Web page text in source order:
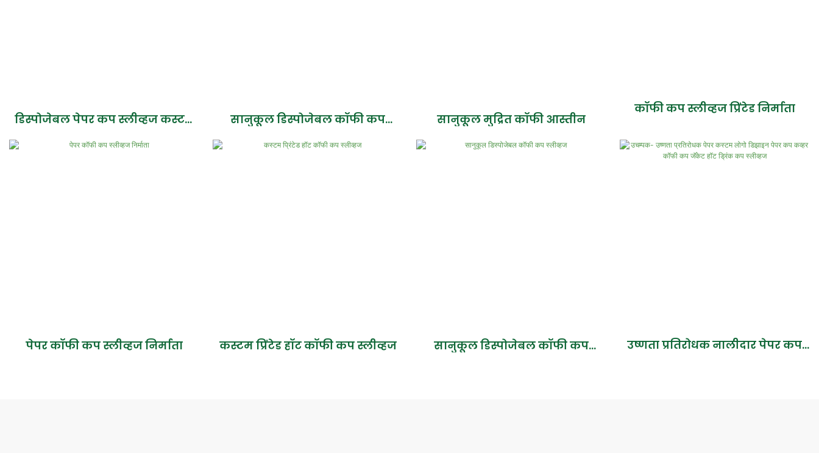
डिस्पोजेबल पेपर कप स्लीव्हज कस्टम
सानुकूल डिस्पोजेबल कॉफी कप
सानुकूल मुद्रित कॉफी आस्तीन
कॉफी कप स्लीव्हज प्रिंटेड निर्माता
पेपर कॉफी कप स्लीव्हज निर्माता कस्टम प्रिंटेड हॉट कॉफी कप स्लीव्हज
सानुकूल डिस्पोजेबल कॉफी कप
उष्णता प्रतिरोधक नालीदार पेपर कप